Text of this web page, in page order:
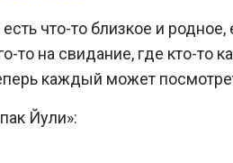
что-то близкое и
то на свидание, где кто-то
каждый может
Йули»: